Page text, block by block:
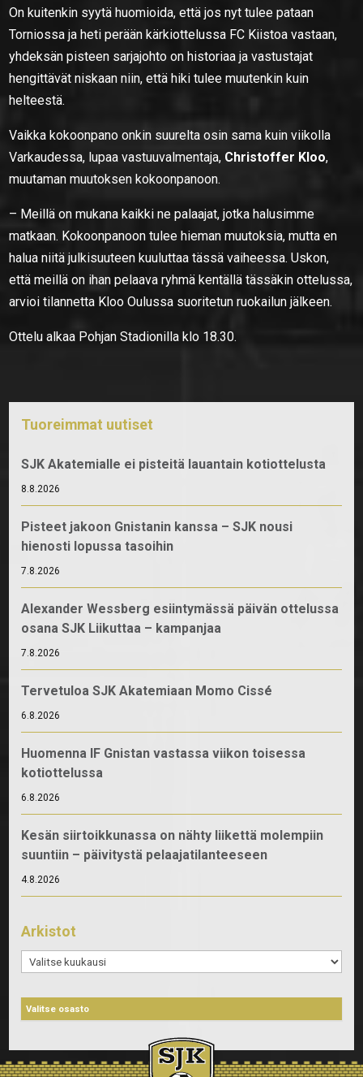
On kuitenkin syytä huomioida, että jos nyt tulee pataan
Torniossa ja heti perään kärkiottelussa FC Kiistoa vastaan,
yhdeksän pisteen sarjajohto on historiaa ja vastustajat
hengittävät niskaan niin, että hiki tulee muutenkin kuin
helteestä.
Vaikka kokoonpano onkin suurelta osin sama kuin viikolla
Varkaudessa, lupaa vastuuvalmentaja, Christoffer Kloo,
muutaman muutoksen kokoonpanoon.
– Meillä on mukana kaikki ne palaajat, jotka halusimme
matkaan. Kokoonpanoon tulee hieman muutoksia, mutta en
halua niitä julkisuuteen kuuluttaa tässä vaiheessa. Uskon,
että meillä on ihan pelaava ryhmä kentällä tässäkin ottelussa,
arvioi tilannetta Kloo Oulussa suoritetun ruokailun jälkeen.
Ottelu alkaa Pohjan Stadionilla klo 18.30.
Tuoreimmat uutiset
SJK Akatemialle ei pisteitä lauantain kotiottelusta
8.8.2026
Pisteet jakoon Gnistanin kanssa – SJK nousi
hienosti lopussa tasoihin
7.8.2026
Alexander Wessberg esiintymässä päivän ottelussa
osana SJK Liikuttaa – kampanjaa
7.8.2026
Tervetuloa SJK Akatemiaan Momo Cissé
6.8.2026
Huomenna IF Gnistan vastassa viikon toisessa
kotiottelussa
6.8.2026
Kesän siirtoikkunassa on nähty liikettä molempiin
suuntiin – päivitystä pelaajatilanteeseen
4.8.2026
Arkistot
Arkistot